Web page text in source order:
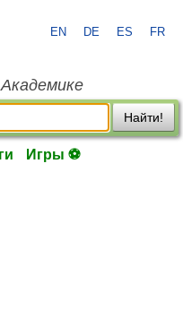
EN DE ES FR
Найти!
Игры ⚽